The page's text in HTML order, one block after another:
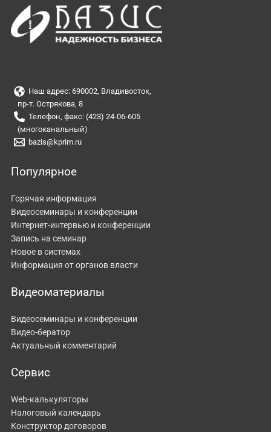
Наш адрес: 690002, Владивосток,
пр-т. Острякова, 8
Телефон, факс: (423) 24-06-605
(многоканальный)
bazis@kprim.ru
Популярное
Горячая информация
Видеосеминары и конференции
Интернет-интервью и конференции
Запись на семинар
Новое в системах
Информация от органов власти
Видеоматериалы
Видеосеминары и конференции
Видео-бератор
Актуальный комментарий
Сервис
Web-калькуляторы
Налоговый календарь
Конструктор договоров